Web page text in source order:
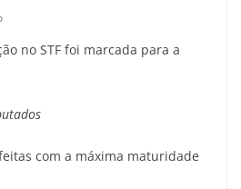
no STF foi marcada para a
com a máxima maturidade